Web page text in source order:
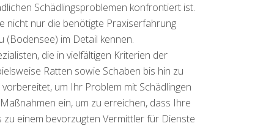
Schädlingsproblemen konfrontiert ist.
nicht nur die benötigte Praxiserfahrung
(Bodensee) im Detail kennen.
die in vielfältigen Kriterien der
Ratten sowie Schaben bis hin zu
um Ihr Problem mit Schädlingen
ein, um zu erreichen, dass Ihre
einem bevorzugten Vermittler für Dienste